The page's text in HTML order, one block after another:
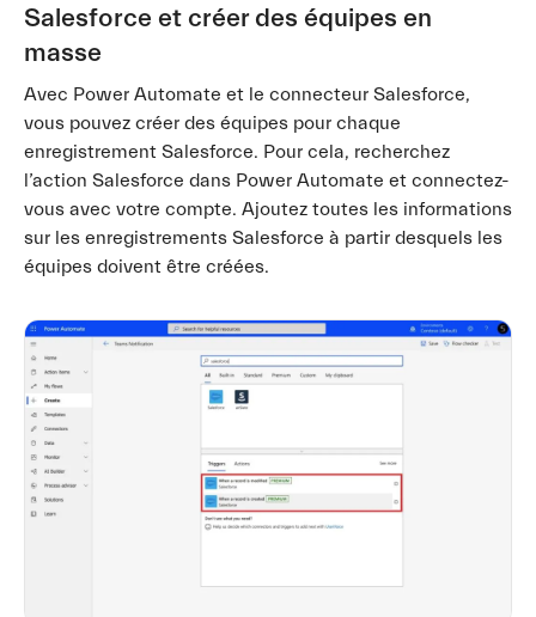
Salesforce et créer des équipes en
masse
Avec Power Automate et le connecteur Salesforce,
vous pouvez créer des équipes pour chaque
enregistrement Salesforce. Pour cela, recherchez
l’action Salesforce dans Power Automate et connectez-
vous avec votre compte. Ajoutez toutes les informations
sur les enregistrements Salesforce à partir desquels les
équipes doivent être créées.